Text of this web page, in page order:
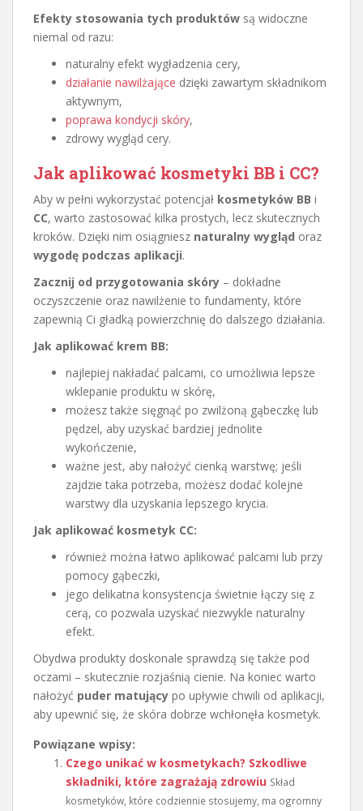
Efekty stosowania tych produktów są widoczne
niemal od razu:
naturalny efekt wygładzenia cery,
działanie nawilżające dzięki zawartym składnikom
aktywnym,
poprawa kondycji skóry,
zdrowy wygląd cery.
Jak aplikować kosmetyki BB i CC?
Aby w pełni wykorzystać potencjał kosmetyków BB i
CC, warto zastosować kilka prostych, lecz skutecznych
kroków. Dzięki nim osiągniesz naturalny wygląd oraz
wygodę podczas aplikacji.
Zacznij od przygotowania skóry – dokładne
oczyszczenie oraz nawilżenie to fundamenty, które
zapewnią Ci gładką powierzchnię do dalszego działania.
Jak aplikować krem BB:
najlepiej nakładać palcami, co umożliwia lepsze
wklepanie produktu w skórę,
możesz także sięgnąć po zwilżoną gąbeczkę lub
pędzel, aby uzyskać bardziej jednolite
wykończenie,
ważne jest, aby nałożyć cienką warstwę; jeśli
zajdzie taka potrzeba, możesz dodać kolejne
warstwy dla uzyskania lepszego krycia.
Jak aplikować kosmetyk CC:
również można łatwo aplikować palcami lub przy
pomocy gąbeczki,
jego delikatna konsystencja świetnie łączy się z
cerą, co pozwala uzyskać niezwykle naturalny
efekt.
Obydwa produkty doskonale sprawdzą się także pod
oczami – skutecznie rozjaśnią cienie. Na koniec warto
nałożyć puder matujący po upływie chwili od aplikacji,
aby upewnić się, że skóra dobrze wchłonęła kosmetyk.
Powiązane wpisy:
Czego unikać w kosmetykach? Szkodliwe
składniki, które zagrażają zdrowiu Skład
kosmetyków, które codziennie stosujemy, ma ogromny